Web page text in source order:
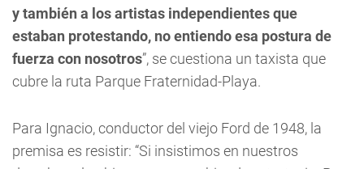
y también a los artistas independientes que
estaban protestando, no entiendo esa postura de
fuerza con nosotros”, se cuestiona un taxista que
cubre la ruta Parque Fraternidad-Playa.
Para Ignacio, conductor del viejo Ford de 1948, la
premisa es resistir: “Si insistimos en nuestros